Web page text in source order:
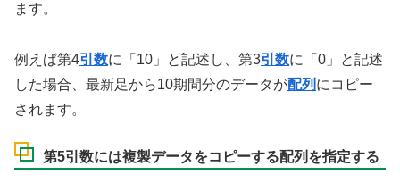
ます。
例えば第4引数に「10」と記述し、第3引数に「0」と記述
した場合、最新足から10期間分のデータが配列 にコピー
されます。
第5引数には複製データをコピーする配列を指定する